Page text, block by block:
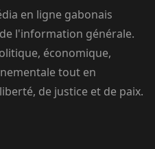
en ligne gabonais
l'information générale.
économique,
tout en
de justice et de paix.